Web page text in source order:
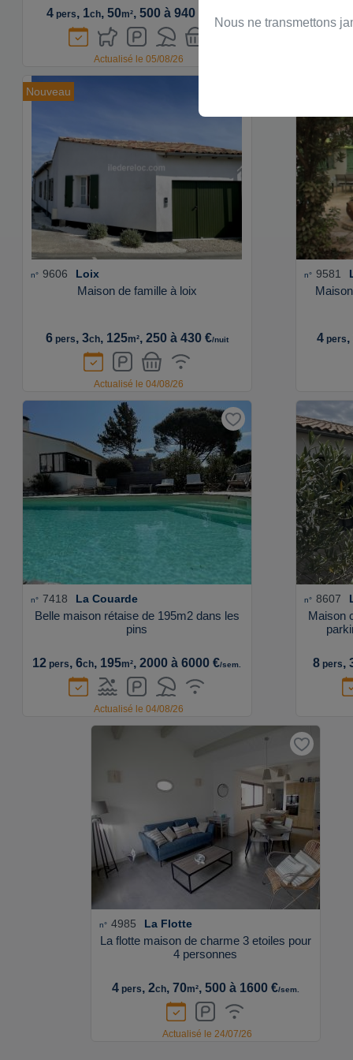
4 pers, 1ch, 50m², 500 à 940 €
Actualisé le 05/08/26
n° 9606 Loix
Maison de famille à loix
6pers, 3ch, 125m², 250 à 430 €/nuit
Nouveau
Actualisé le 04/08/26
n° 9581
4pers,
n° 7418 La Couarde
Belle maison rétaise de 195m2 dans les
pins
12 pers, 6ch, 195m², 2000 à 6000 €/sem.
Actualisé le 04/08/26
n° 8607
Maison
8 pers,
n° 4985 La Flotte
La flotte maison de charme 3 etoiles pour
4 personnes
4pers, 2ch, 70m², 500 à 1600 €/sem.
Actualisé le 24/07/26
Nous ne transmettons